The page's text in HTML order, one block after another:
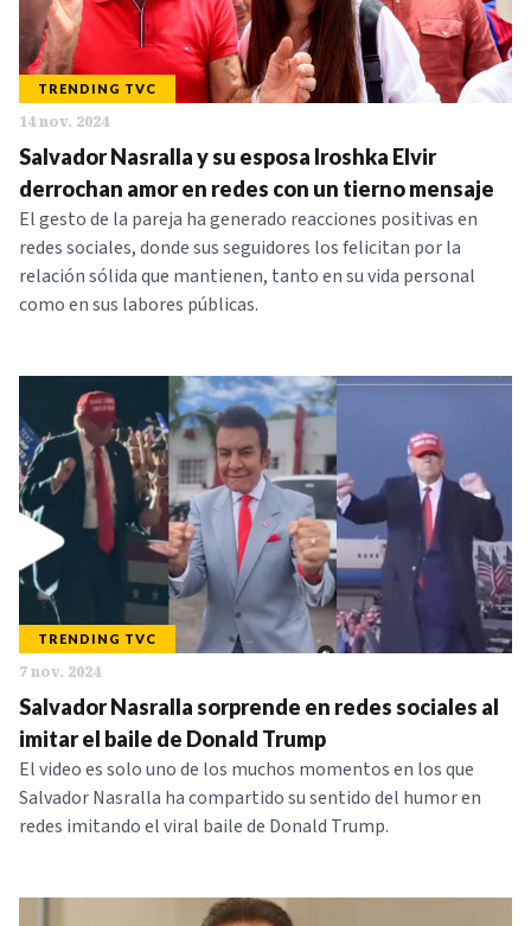
TRENDING TVC
14 nov. 2024
Salvador Nasralla y su esposa Iroshka Elvir
derrochan amor en redes con un tierno mensaje
El gesto de la pareja ha generado reacciones positivas en
redes sociales, donde sus seguidores los felicitan por la
relación sólida que mantienen, tanto en su vida personal
como en sus labores públicas.
TRENDING TVC
7 nov. 2024
Salvador Nasralla sorprende en redes sociales al
imitar el baile de Donald Trump
El video es solo uno de los muchos momentos en los que
Salvador Nasralla ha compartido su sentido del humor en
redes imitando el viral baile de Donald Trump.